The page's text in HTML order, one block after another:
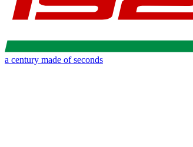
a century made of seconds